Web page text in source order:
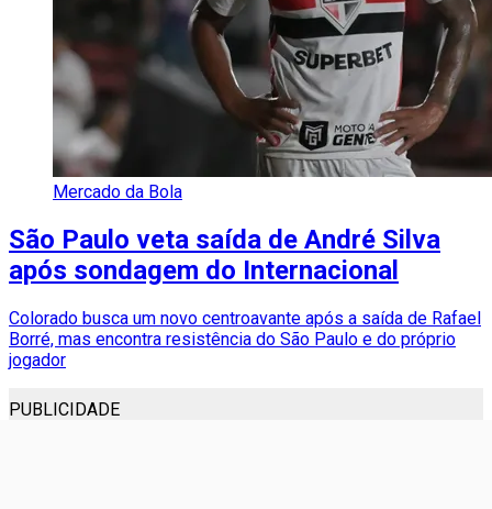
Mercado da Bola
São Paulo veta saída de André Silva
após sondagem do Internacional
Colorado busca um novo centroavante após a saída de Rafael
Borré, mas encontra resistência do São Paulo e do próprio
jogador
PUBLICIDADE